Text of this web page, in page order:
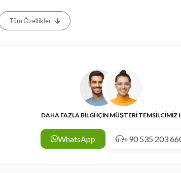
Tüm Özellikler
DAHA FAZLA BİLGİ İÇİN MÜŞTERİ TEMSİLCİMİZ
WhatsApp +90 535 203